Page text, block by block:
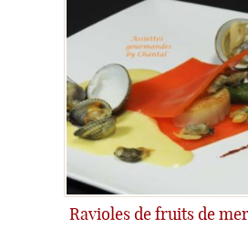
Ravioles de fruits de